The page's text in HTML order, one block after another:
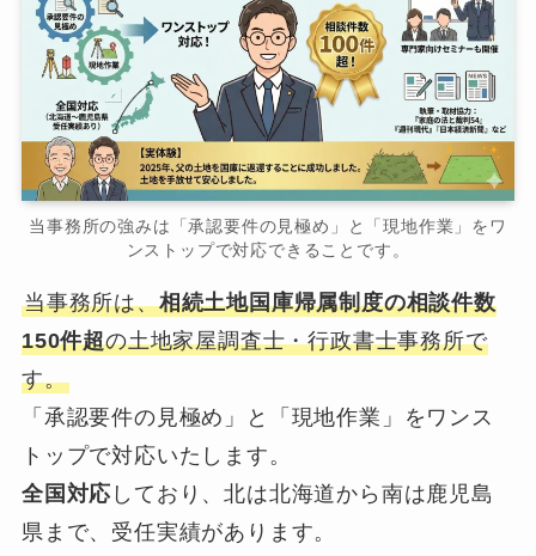
当事務所の強みは「承認要件の見極め」と「現地作業」をワ
ンストップで対応できることです。
当事務所は、相続土地国庫帰属制度の相談件数
150件超の土地家屋調査士・行政書士事務所で
す。
「承認要件の見極め」と「現地作業」をワンス
トップで対応いたします。
全国対応 しており、北は北海道から南は鹿児島
県まで、受任実績があります。